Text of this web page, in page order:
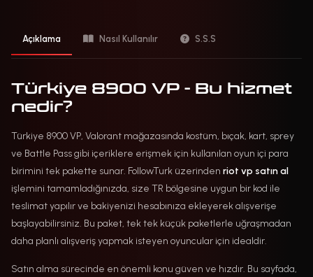
Açıklama Nasıl Kullanılır S.S.S
Türkiye 8900 VP - Bu hizmet
nedir?
Türkiye 8900 VP, Valorant mağazasında kostüm, bıçak, kart, sprey
ve Battle Pass gibi içeriklere erişmek için kullanılan oyun içi para
birimini tek pakette sunar. FollowTurk üzerinden riot vp satın al
işlemini tamamladığınızda, size TR bölgesine uygun bir kod ile
teslimat yapılır ve bakiyenizi hesabınıza ekleyerek alışverişe
başlayabilirsiniz. Bu paket, tek tek küçük paketlerle uğraşmadan
daha planlı alışveriş yapmak isteyen oyuncular için idealdir.
Satın alma sürecinde en önemli konu güven ve hızdır. Bu sayfada,